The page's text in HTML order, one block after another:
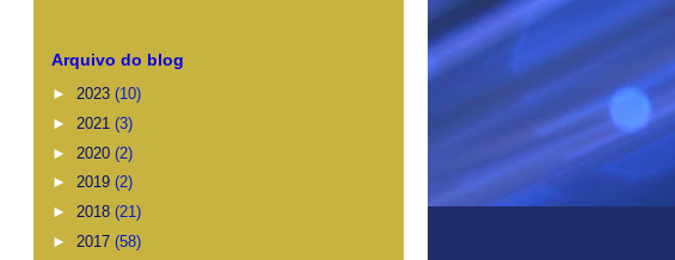
Arquivo do blog
► 2023 (10)
► 2021 (3)
► 2020 (2)
► 2019 (2)
► 2018 (21)
► 2017 (58)